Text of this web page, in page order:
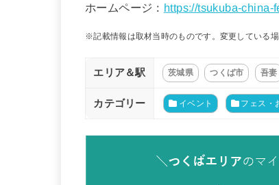
ホームページ： https://tsukuba-china-
※記載情報は取材当時のものです。変更している
エリア＆駅 茨城県 つくば市 吾妻
カテゴリー イベント フェス・